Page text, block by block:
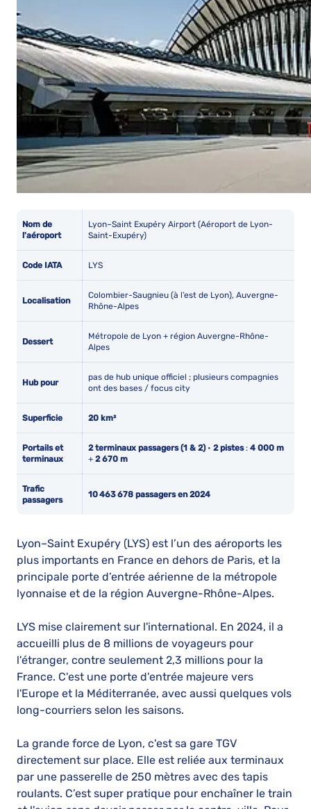
Nom de
l'aéroport
Lyon–Saint Exupéry Airport (Aéroport de Lyon-
Saint-Exupéry)
Code IATA LYS
Localisation
Colombier-Saugnieu (à l’est de Lyon), Auvergne-
Rhône-Alpes
Dessert
Métropole de Lyon + région Auvergne-Rhône-
Alpes
Hub pour
pas de hub unique officiel ; plusieurs compagnies
ont des bases / focus city
Superficie 20 km²
Portails et
terminaux
2 terminaux passagers (1 & 2)• 2 pistes: 4 000 m
+ 2 670 m
Trafic
passagers
10 463 678 passagers en 2024
Lyon–Saint Exupéry (LYS) est l’un des aéroports les
plus importants en France en dehors de Paris, et la
principale porte d’entrée aérienne de la métropole
lyonnaise et de la région Auvergne-Rhône-Alpes.
LYS mise clairement sur l'international. En 2024, il a
accueilli plus de 8 millions de voyageurs pour
l'étranger, contre seulement 2,3 millions pour la
France. C'est une porte d'entrée majeure vers
l'Europe et la Méditerranée, avec aussi quelques vols
long-courriers selon les saisons.
La grande force de Lyon, c'est sa gare TGV
directement sur place. Elle est reliée aux terminaux
par une passerelle de 250 mètres avec des tapis
roulants. C’est super pratique pour enchaîner le train